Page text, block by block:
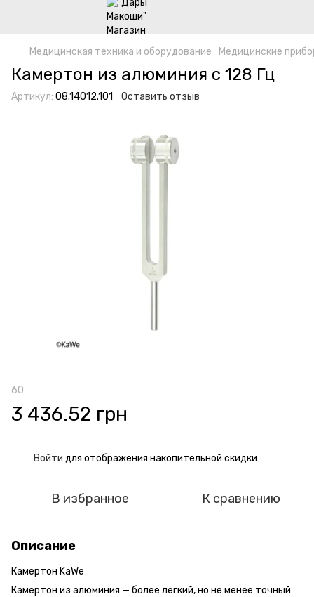
Медицинская техника и оборудование Медицинские
Камертон из алюминия c 128 Гц
Артикул: 08.14012.101 Оставить отзыв
60
3 436.52 грн
Войти для отображения накопительной скидки
В избранное К сравнению
Описание
Камертон KaWe
Камертон из алюминия — более легкий, но не менее точный